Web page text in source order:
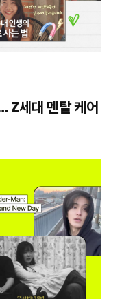
Z세대 멘탈 케어